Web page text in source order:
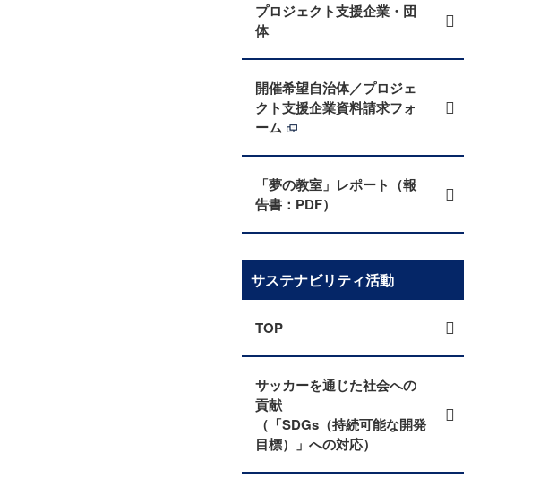
プロジェクト支援企業・団
体
開催希望自治体／プロジェ
クト支援企業資料請求フォ
ーム
「夢の教室」レポート（報
告書：PDF）
サステナビリティ活動
TOP
サッカーを通じた社会への
貢献
（「SDGs（持続可能な開発
目標）」への対応）